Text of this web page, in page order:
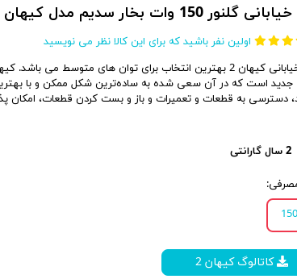
گلنور 150 وات بخار سدیم مدل کیهان 2
اولین نفر باشید که برای این کالا نظر می نویسید
چراغ خیابانی کیهان 2 بهترین انتخاب برای توان های متوسط می باشد.
جدید است که در آن سعی شده به ساده‌ترین شکل ممکن و با
دسترسی به قطعات و تعمیرات و باز و بست کردن قطعات، امکان
2 سال گارانتی
کاتالوگ کیهان 2